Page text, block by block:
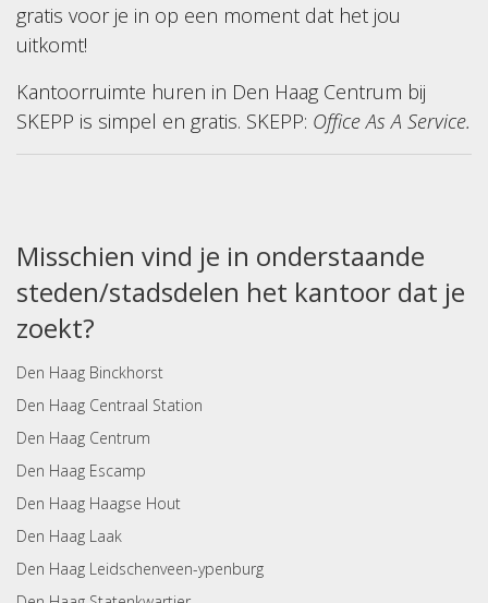
gratis voor je in op een moment dat het jou
uitkomt!
Kantoorruimte huren in Den Haag Centrum bij
SKEPP is simpel en gratis. SKEPP: Office As A Service.
Misschien vind je in onderstaande
steden/stadsdelen het kantoor dat je
zoekt?
Den Haag Binckhorst
Den Haag Centraal Station
Den Haag Centrum
Den Haag Escamp
Den Haag Haagse Hout
Den Haag Laak
Den Haag Leidschenveen-ypenburg